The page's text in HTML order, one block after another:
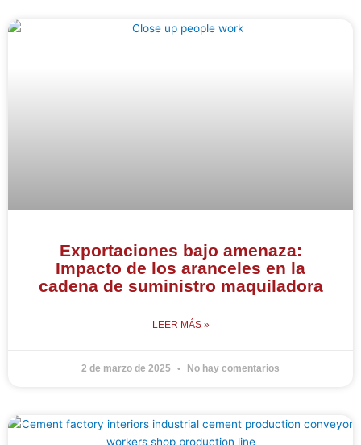
Exportaciones bajo amenaza:
Impacto de los aranceles en la
cadena de suministro maquiladora
LEER MÁS »
2 de marzo de 2025 No hay comentarios